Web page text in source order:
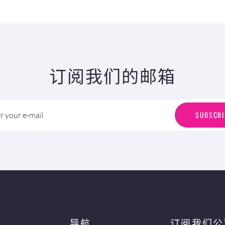
订阅我们的邮箱
your e-mail SUBSCRI